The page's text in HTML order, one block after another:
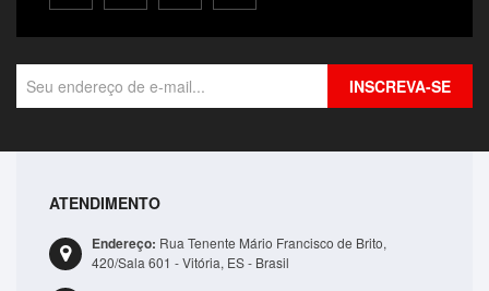
R$41,99
INSCREVA-SE
ATENDIMENTO
Endereço: Rua Tenente Mário Francisco de Brito,
420/Sala 601 - Vitória, ES - Brasil